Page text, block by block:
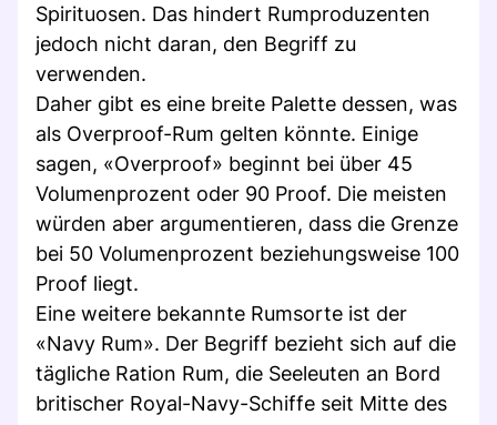
Spirituosen. Das hindert Rumproduzenten
jedoch nicht daran, den Begriff zu
verwenden.
Daher gibt es eine breite Palette dessen, was
als Overproof-Rum gelten könnte. Einige
sagen, «Overproof» beginnt bei über 45
Volumenprozent oder 90 Proof. Die meisten
würden aber argumentieren, dass die Grenze
bei 50 Volumenprozent beziehungsweise 100
Proof liegt.
Eine weitere bekannte Rumsorte ist der
«Navy Rum». Der Begriff bezieht sich auf die
tägliche Ration Rum, die Seeleuten an Bord
britischer Royal-Navy-Schiffe seit Mitte des